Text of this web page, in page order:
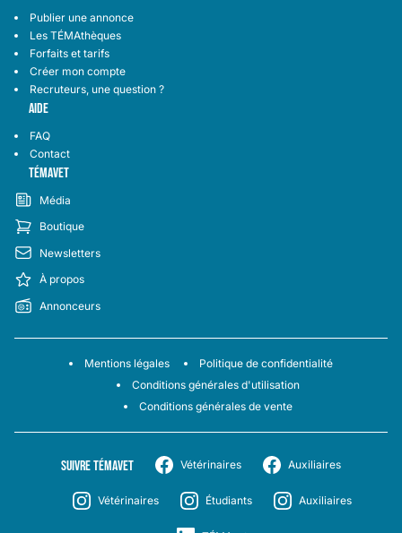
Publier une annonce
Les TÉMAthèques
Forfaits et tarifs
Créer mon compte
Recruteurs, une question ?
AIDE
FAQ
Contact
TÉMAVET
Média
Boutique
Newsletters
À propos
Annonceurs
Mentions légales
Politique de confidentialité
Conditions générales d'utilisation
Conditions générales de vente
SUIVRE TÉMAVET Vétérinaires Auxiliaires
Vétérinaires Étudiants Auxiliaires